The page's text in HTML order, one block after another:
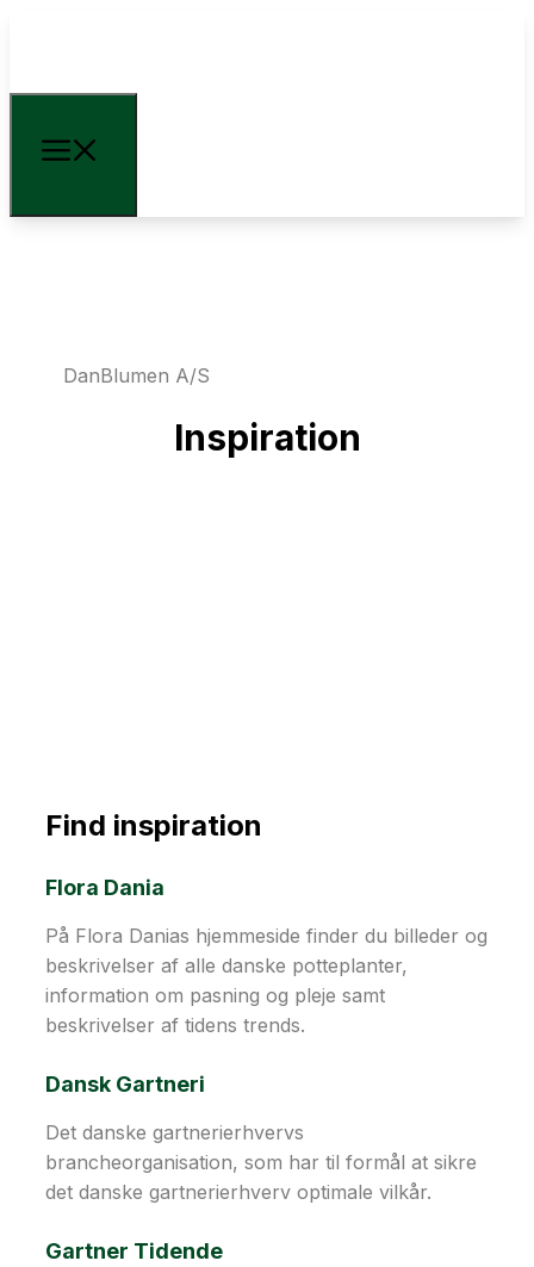
DanBlumen A/S
Inspiration
Find inspiration
Flora Dania
På Flora Danias hjemmeside finder du billeder og
beskrivelser af alle danske potteplanter,
information om pasning og pleje samt
beskrivelser af tidens trends.
Dansk Gartneri
Det danske gartnerierhvervs
brancheorganisation, som har til formål at sikre
det danske gartnerierhverv optimale vilkår.
Gartner Tidende